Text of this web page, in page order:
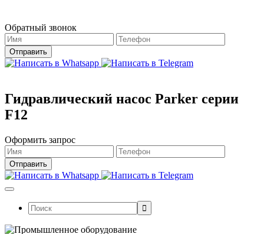
Обратный звонок
Гидравлический насос Parker серии
F12
Оформить запрос
Поиск: